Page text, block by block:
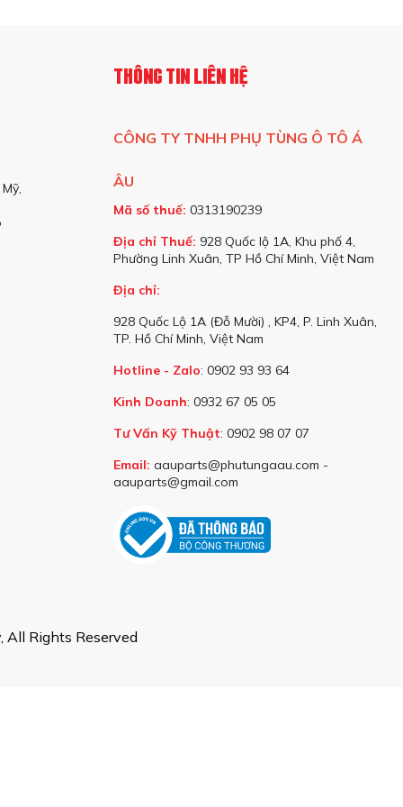
đường truyền lên khung xe. Khi xe di chuyển qua các đoạn
giúp cho các bộ phận trên xe không bị ảnh hưởng bởi các tác
êm ái hơn trong suốt hành trình.
hỏng theo thời gian. Nhờ vào việc hạn chế sự tác động trực tiếp
hành khách cũng như tài xế. Khi hệ thống giảm chấn hoạt động
toàn và dễ chịu. Đây là một yếu tố quan trọng, đặc biệt đối với
THÔNG TIN LIÊN HỆ
CÔNG TY TNHH PHỤ TÙNG Ô TÔ Á
ÂU
Mã số thuế: 0313190239
Địa chỉ Thuế: 928 Quốc lộ 1A, Khu phố 4,
Phường Linh Xuân, TP Hồ Chí Minh, Việt Nam
Địa chỉ:
928 Quốc Lộ 1A (Đỗ Mười) , KP4, P. Linh Xuân,
TP. Hồ Chí Minh, Việt Nam
Hotline - Zalo: 0902 93 93 64
Kinh Doanh: 0932 67 05 05
Tư Vấn Kỹ Thuật: 0902 98 07 07
Email: aauparts@phutungaau.com -
aauparts@gmail.com
Rights Reserved